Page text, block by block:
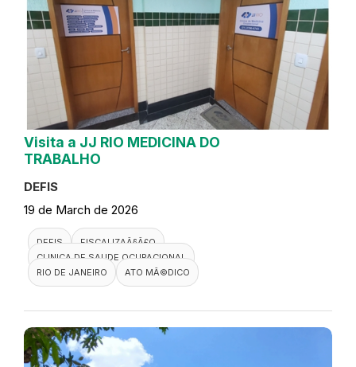
Visita a JJ RIO MEDICINA DO
TRABALHO
DEFIS
19 de March de 2026
DEFIS
FISCALIZAÃ§Ã£O
CLINICA DE SAUDE OCUPACIONAL
RIO DE JANEIRO
ATO MÃ©DICO